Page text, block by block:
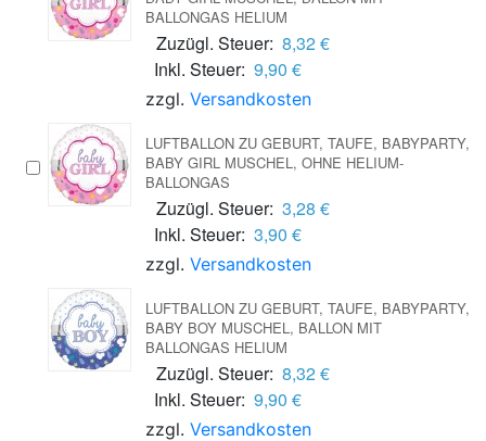
BALLONGAS HELIUM
Zuzügl. Steuer: 8,32 €
Inkl. Steuer: 9,90 €
zzgl. Versandkosten
LUFTBALLON ZU GEBURT, TAUFE, BABYPARTY,
BABY GIRL MUSCHEL, OHNE HELIUM-
BALLONGAS
Zuzügl. Steuer: 3,28 €
Inkl. Steuer: 3,90 €
zzgl. Versandkosten
LUFTBALLON ZU GEBURT, TAUFE, BABYPARTY,
BABY BOY MUSCHEL, BALLON MIT
BALLONGAS HELIUM
Zuzügl. Steuer: 8,32 €
Inkl. Steuer: 9,90 €
zzgl. Versandkosten